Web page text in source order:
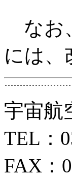
なお
には、
宇宙
TEL：
FAX：